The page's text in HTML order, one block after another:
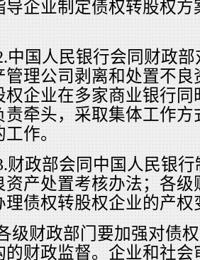
导企业制定债权转股权
中国人民银行会同财政
管理公司剥离和处置不
权企业在多家商业银行
责牵头，采取集体工作
工作。
财政部会同中国人民银
资产处置考核办法；各
理债权转股权企业的产
级财政部门要加强对债
的财政监督。企业和社